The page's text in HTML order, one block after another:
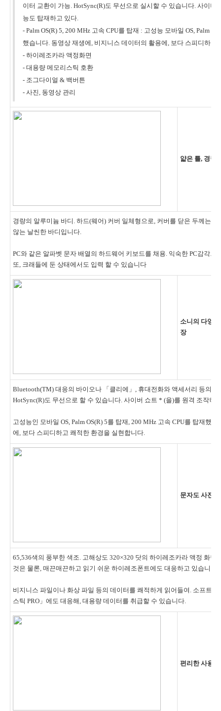
이터 교환이 가능. HotSync(R)도 무선으로 실시할 수 있습니다. 사이버
능도 탑재하고 있다.
- Palm OS(R) 5, 200 MHz 고속 CPU를 탑재 : 고성능 모바일 OS, Palm
했습니다. 동영상 재생에, 비지니스 데이터의 활용에, 보다 스피디하고
- 하이레조카라 액정화면
- 대용량 메모리스틱 호환
- 조그다이얼 & 백버튼
- 사진, 동영상 관리
얇은 틀, 경량
경량의 알루미늄 바디. 하드(웨어) 커버 일체형으로, 커버를 닫은 두께는
않는 날씬한 바디입니다.
PC와 같은 알파벳 문자 배열의 하드웨어 키보드를 채용. 익숙한 PC감각
또, 크래들에 둔 상태에서도 입력 할 수 있습니다
소니의 다양
장
Bluetooth(TM) 대응의 바이오나 「클리에」, 휴대전화와 액세서리 등의
HotSync(R)도 무선으로 할 수 있습니다. 사이버 쇼트 * (을)를 원격 조작하
고성능인 모바일 OS, Palm OS(R) 5를 탑재, 200 MHz 고속 CPU를 탑재했
에, 보다 스피디하고 쾌적한 환경을 실현합니다.
문자도 사진
65,536색의 풍부한 색조. 고해상도 320×320 닷의 하이레조카라 액정 화면
것은 물론, 매끈매끈하고 읽기 쉬운 하이레조폰트에도 대응하고 있습니다
비지니스 파일이나 화상 파일 등의 데이터를 쾌적하게 읽어들여. 소프트
스틱 PRO」에도 대응해, 대용량 데이터를 취급할 수 있습니다.
편리한 사용